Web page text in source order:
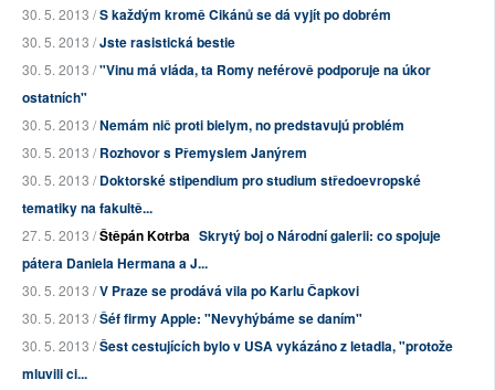
30. 5. 2013 /S každým kromě Cikánů se dá vyjít po dobrém
30. 5. 2013 /Jste rasistická bestie
30. 5. 2013 /"Vinu má vláda, ta Romy neférově podporuje na úkor
ostatních"
30. 5. 2013 /Nemám nič proti bielym, no predstavujú problém
30. 5. 2013 /Rozhovor s Přemyslem Janýrem
30. 5. 2013 /Doktorské stipendium pro studium středoevropské
tematiky na fakultě...
27. 5. 2013 /Štěpán Kotrba Skrytý boj o Národní galerii: co spojuje
pátera Daniela Hermana a J...
30. 5. 2013 /V Praze se prodává vila po Karlu Čapkovi
30. 5. 2013 /Šéf firmy Apple: "Nevyhýbáme se daním"
30. 5. 2013 /Šest cestujících bylo v USA vykázáno z letadla, "protože
mluvili ci...